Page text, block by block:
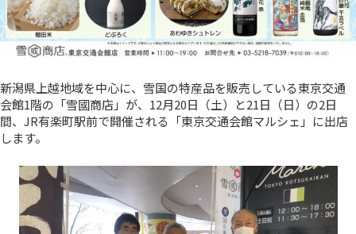
新潟県上越地域を中心に、雪国の特産品を販売している東京交通
会館1階の「雪國商店」が、12月20日（土）と21日（日）の2日
間、JR有楽町駅前で開催される「東京交通会館マルシェ」に出店
します。